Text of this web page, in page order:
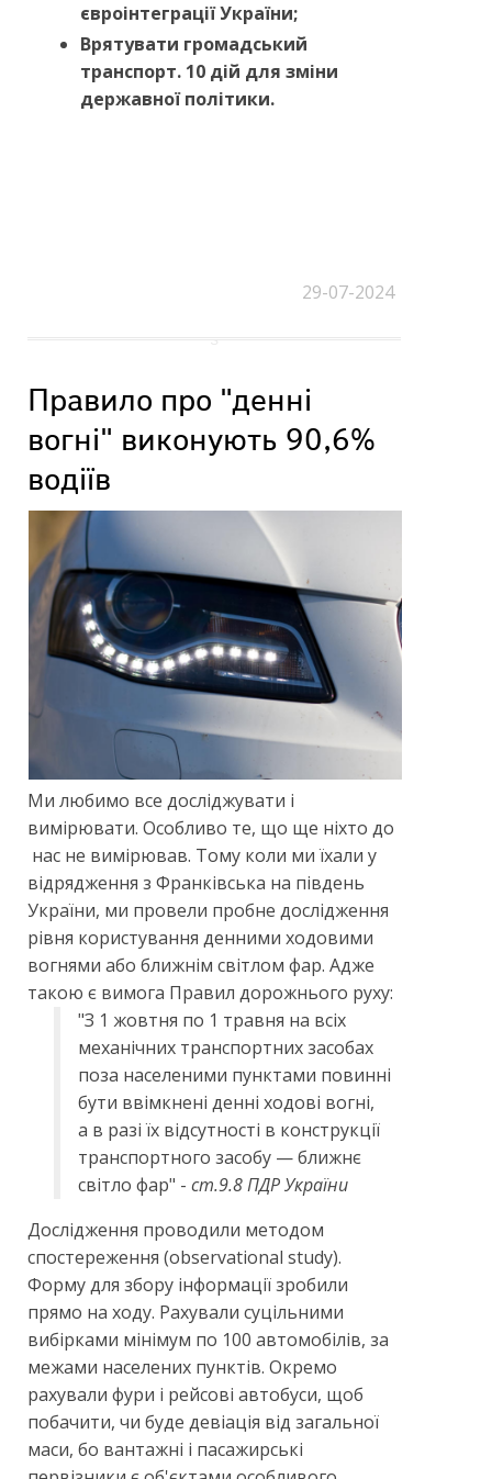
євроінтеграції України;
Врятувати громадський
транспорт. 10 дій для зміни
державної політики.
29-07-2024
Правило про "денні
вогні" виконують 90,6%
водіїв
Ми любимо все досліджувати і
вимірювати. Особливо те, що ще ніхто до
нас не вимірював. Тому коли ми їхали у
відрядження з Франківська на південь
України, ми провели пробне дослідження
рівня користування денними ходовими
вогнями або ближнім світлом фар. Адже
такою є вимога Правил дорожнього руху:
"З 1 жовтня по 1 травня на всіх
механічних транспортних засобах
поза населеними пунктами повинні
бути ввімкнені денні ходові вогні,
а в разі їх відсутності в конструкції
транспортного засобу — ближнє
світло фар" -ст.9.8 ПДР України
Дослідження проводили методом
спостереження (observational study).
Форму для збору інформації зробили
прямо на ходу. Рахували суцільними
вибірками мінімум по 100 автомобілів, за
межами населених пунктів. Окремо
рахували фури і рейсові автобуси, щоб
побачити, чи буде девіація від загальної
маси, бо вантажні і пасажирські